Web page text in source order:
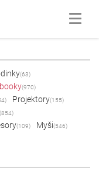
(63)
(970)
Projektory(155)
(854)
(109) Myši(546)